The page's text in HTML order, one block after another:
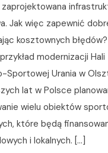
Jak więc zapewnić
kosztownych
modernizacji Hali
Sportowej Urania w
lat w Polsce
wielu obiektów
które będą
i lokalnych. […]